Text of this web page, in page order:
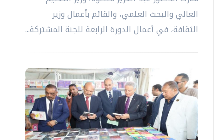
العالي والبحث العلمي، والقائم بأعمال وزير
الثقافة، في أعمال الدورة الرابعة للجنة المشتركة...